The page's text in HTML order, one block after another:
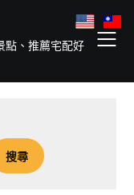
點、推薦宅配好
搜尋